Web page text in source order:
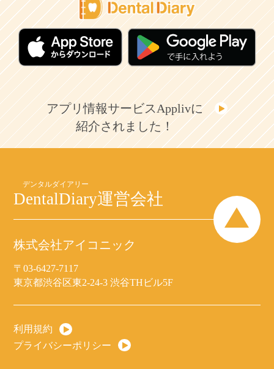
アプリ情報サービスApplivに
紹介されました！
DentalDiary運営会社
株式会社アイコニック
〒03-6427-7117
東京都渋谷区東2-24-3 渋谷THビル5F
利用規約
プライバシーポリシー